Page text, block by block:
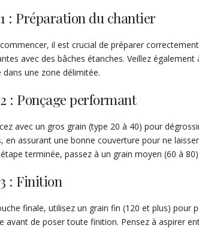
: Préparation du chantier
il est crucial de préparer
avec des bâches étanches. Veillez
dans une zone délimitée.
: Ponçage performant
avec un gros grain (type 20 à 40) pour
en assurant une bonne couverture pour ne
terminée, passez à un grain moyen (60 à
: Finition
finale, utilisez un grain fin (120 et plus) pour
avant de poser toute finition. Pensez à aspirer